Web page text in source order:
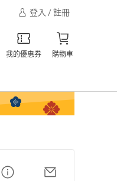
登入 / 註冊
我的優惠券 購物車